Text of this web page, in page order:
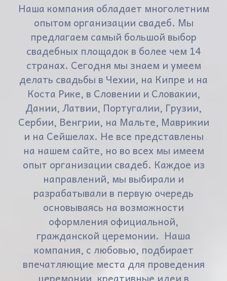
Наша компания обладает многолетним
опытом организации свадеб. Мы
предлагаем самый большой выбор
свадебных площадок в более чем 14
странах. Сегодня мы знаем и умеем
делать свадьбы в Чехии, на Кипре и на
Коста Рике, в Словении и Словакии,
Дании, Латвии, Португалии, Грузии,
Сербии, Венгрии, на Мальте, Маврикии
и на Сейшелах. Не все представлены
на нашем сайте, но во всех мы имеем
опыт организации свадеб. Каждое из
направлений, мы выбирали и
разрабатывали в первую очередь
основываясь на возможности
оформления официальной,
гражданской церемонии. Наша
компания, с любовью, подбирает
впечатляющие места для проведения